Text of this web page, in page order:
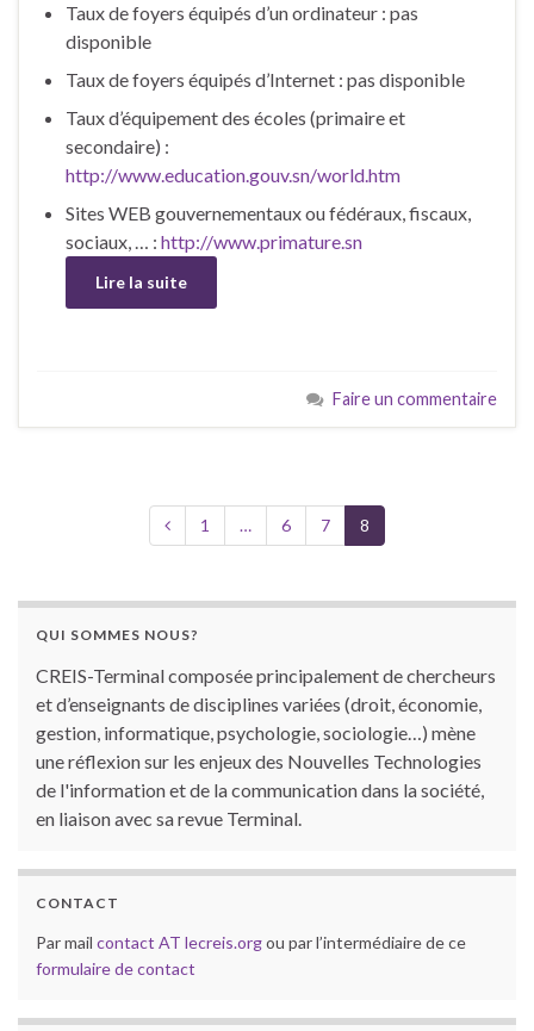
Taux de foyers équipés d’un ordinateur : pas
disponible
Taux de foyers équipés d’Internet : pas disponible
Taux d’équipement des écoles (primaire et
secondaire) :
http://www.education.gouv.sn/world.htm
Sites WEB gouvernementaux ou fédéraux, fiscaux,
sociaux, … : http://www.primature.sn
Lire la suite
Faire un commentaire
1 … 6 7 8
QUI SOMMES NOUS?
CREIS-Terminal composée principalement de chercheurs
et d’enseignants de disciplines variées (droit, économie,
gestion, informatique, psychologie, sociologie…) mène
une réflexion sur les enjeux des Nouvelles Technologies
de l'information et de la communication dans la société,
en liaison avec sa revue Terminal.
CONTACT
Par mail contact AT lecreis.orgou par l’intermédiaire de ce
formulaire de contact